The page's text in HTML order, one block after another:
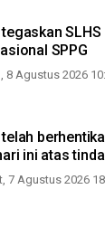
tegaskan
SPPG
8 Agustus 2026
telah
ini atas
7 Agustus 2026